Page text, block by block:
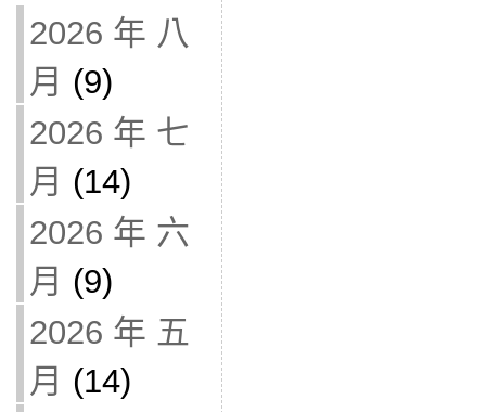
2026 年 八
月 (9)
2026 年 七
月 (14)
2026 年 六
月 (9)
2026 年 五
月 (14)